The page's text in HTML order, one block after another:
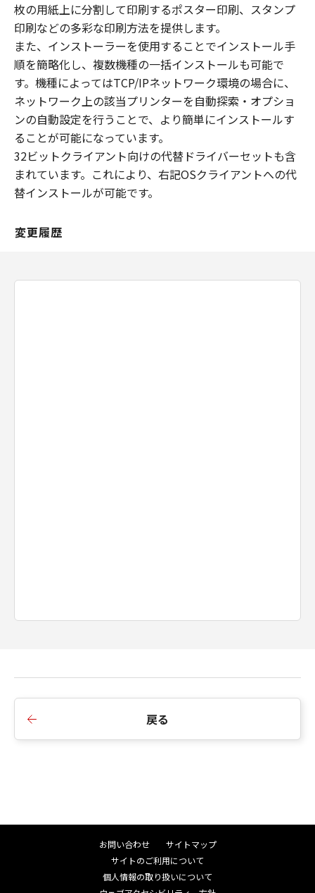
枚の用紙上に分割して印刷するポスター印刷、スタンプ
印刷などの多彩な印刷方法を提供します。
また、インストーラーを使用することでインストール手
順を簡略化し、複数機種の一括インストールも可能で
す。機種によってはTCP/IPネットワーク環境の場合に、
ネットワーク上の該当プリンターを自動探索・オプショ
ンの自動設定を行うことで、より簡単にインストールす
ることが可能になっています。
32ビットクライアント向けの代替ドライバーセットも含
まれています。これにより、右記OSクライアントへの代
替インストールが可能です。
変更履歴
戻る
お問い合わせ
サイトマップ
サイトのご利用について
個人情報の取り扱いについて